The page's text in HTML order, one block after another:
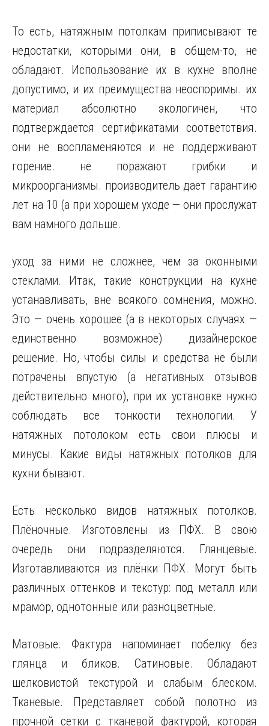
То есть, натяжным потолкам приписывают те
недостатки, которыми они, в общем-то, не
обладают. Использование их в кухне вполне
допустимо, и их преимущества неоспоримы. их
материал абсолютно экологичен, что
подтверждается сертификатами соответствия.
они не воспламеняются и не поддерживают
горение. не поражают грибки и
микроорганизмы. производитель дает гарантию
лет на 10 (а при хорошем уходе — они прослужат
вам намного дольше.
уход за ними не сложнее, чем за оконными
стеклами. Итак, такие конструкции на кухне
устанавливать, вне всякого сомнения, можно.
Это — очень хорошее (а в некоторых случаях —
единственно возможное) дизайнерское
решение. Но, чтобы силы и средства не были
потрачены впустую (а негативных отзывов
действительно много), при их установке нужно
соблюдать все тонкости технологии. У
натяжных потолоком есть свои плюсы и
минусы. Какие виды натяжных потолков для
кухни бывают.
Есть несколько видов натяжных потолков.
Плёночные. Изготовлены из ПФХ. В свою
очередь они подразделяются. Глянцевые.
Изготавливаются из плёнки ПФХ. Могут быть
различных оттенков и текстур: под металл или
мрамор, однотонные или разноцветные.
Матовые. Фактура напоминает побелку без
глянца и бликов. Сатиновые. Обладают
шелковистой текстурой и слабым блеском.
Тканевые. Представляет собой полотно из
прочной сетки с тканевой фактурой, которая